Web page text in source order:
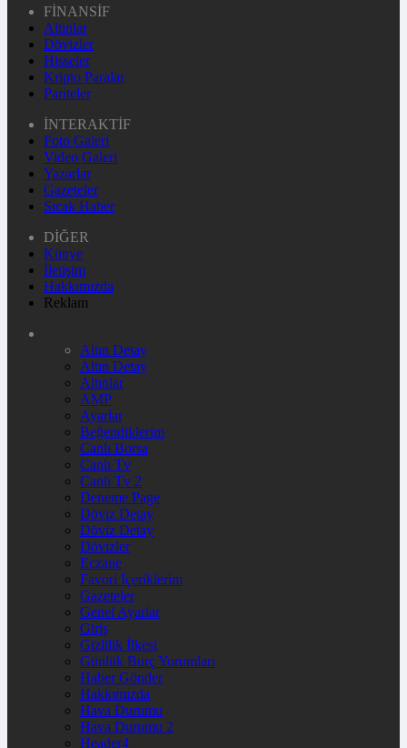
FİNANSİF
Altınlar
Dövizler
Hisseler
Kripto Paralar
Pariteler
İNTERAKTİF
Foto Galeri
Video Galeri
Yazarlar
Gazeteler
Sıcak Haber
DİĞER
Künye
İletişim
Hakkımızda
Reklam
Altın Detay
Altın Detay
Altınlar
AMP
Ayarlar
Beğendiklerim
Canlı Borsa
Canlı Tv
Canlı Tv 2
Deneme Page
Döviz Detay
Döviz Detay
Dövizler
Eczane
Favori İçeriklerim
Gazeteler
Genel Ayarlar
Giriş
Gizlilik İlkesi
Günlük Burç Yorumları
Haber Gönder
Hakkımızda
Hava Durumu
Hava Durumu 2
Header4